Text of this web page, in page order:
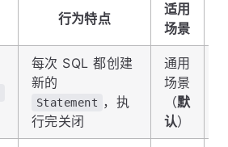
行为特点
适用
场景
每次 SQL 都创建
新的
Statement ，执
行完关闭
通用
场景
（默
认）